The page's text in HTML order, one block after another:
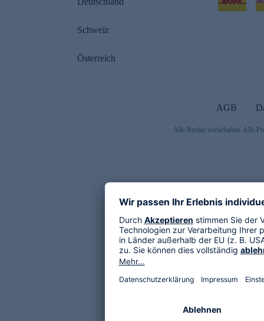
Schweiz
Österreich
AGB
Alle Rechte vorbehalten. Alle